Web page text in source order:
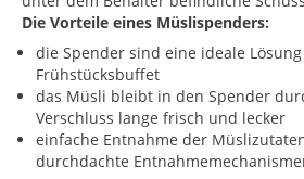
Die Vorteile eines Müslispenders:
die Spender sind eine ideale
Frühstücksbuffet
das Müsli bleibt in den Spender
Verschluss lange frisch und lecker
einfache Entnahme der
durchdachte